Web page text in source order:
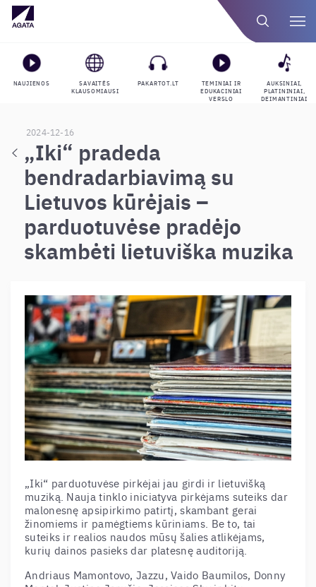
NAUJIENOS
SAVAITĖS
KLAUSOMIAUSI
PAKARTOT.LT
TEMINIAI IR
EDUKACINIAI
VERSLO
AUKSINIAI,
PLATININIAI,
DEIMANTINIAI
2024-12-16
„Iki“ pradeda
bendradarbiavimą su
Lietuvos kūrėjais –
parduotuvėse pradėjo
skambėti lietuviška muzika
„Iki“ parduotuvėse pirkėjai jau girdi ir lietuvišką
muziką. Nauja tinklo iniciatyva pirkėjams suteiks dar
malonesnę apsipirkimo patirtį, skambant gerai
žinomiems ir pamėgtiems kūriniams. Be to, tai
suteiks ir realios naudos mūsų šalies atlikėjams,
kurių dainos pasieks dar platesnę auditoriją.
Andriaus Mamontovo, Jazzu, Vaido Baumilos, Donny